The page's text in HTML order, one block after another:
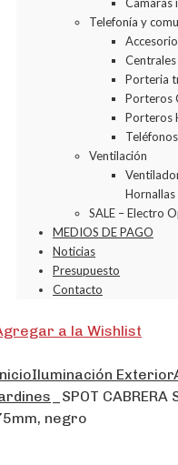
Telefonía y
Porteria
Porteros
Porteros
Teléfonos
Ventilación
Hornallas
SALE – Electro
MEDIOS DE PAGO
Noticias
Presupuesto
Contacto
a la Wishlist
Iluminación Exterior
_SPOT
negro